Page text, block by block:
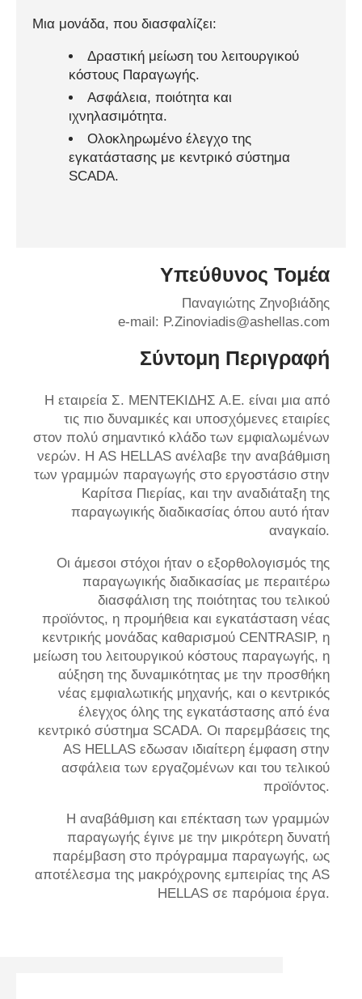
Μια μονάδα, που διασφαλίζει:
Δραστική μείωση του λειτουργικού
κόστους Παραγωγής.
Ασφάλεια, ποιότητα και
ιχνηλασιμότητα.
Ολοκληρωμένο έλεγχο της
εγκατάστασης με κεντρικό σύστημα
SCADA.
Υπεύθυνος Τομέα
Παναγιώτης Ζηνοβιάδης
e-mail: P.Zinoviadis@ashellas.com
Σύντομη Περιγραφή
Η εταιρεία Σ. ΜΕΝΤΕΚΙΔΗΣ Α.Ε. είναι μια από
τις πιο δυναμικές και υποσχόμενες εταιρίες
στον πολύ σημαντικό κλάδο των εμφιαλωμένων
νερών. Η AS HELLAS ανέλαβε την αναβάθμιση
των γραμμών παραγωγής στο εργοστάσιο στην
Καρίτσα Πιερίας, και την αναδιάταξη της
παραγωγικής διαδικασίας όπου αυτό ήταν
αναγκαίο.
Οι άμεσοι στόχοι ήταν ο εξορθολογισμός της
παραγωγικής διαδικασίας με περαιτέρω
διασφάλιση της ποιότητας του τελικού
προϊόντος, η προμήθεια και εγκατάσταση νέας
κεντρικής μονάδας καθαρισμού CENTRASIP, η
μείωση του λειτουργικού κόστους παραγωγής, η
αύξηση της δυναμικότητας με την προσθήκη
νέας εμφιαλωτικής μηχανής, και ο κεντρικός
έλεγχος όλης της εγκατάστασης από ένα
κεντρικό σύστημα SCADA. Οι παρεμβάσεις της
AS HELLAS εδωσαν ιδιαίτερη έμφαση στην
ασφάλεια των εργαζομένων και του τελικού
προϊόντος.
Η αναβάθμιση και επέκταση των γραμμών
παραγωγής έγινε με την μικρότερη δυνατή
παρέμβαση στο πρόγραμμα παραγωγής, ως
αποτέλεσμα της μακρόχρονης εμπειρίας της AS
HELLAS σε παρόμοια έργα.